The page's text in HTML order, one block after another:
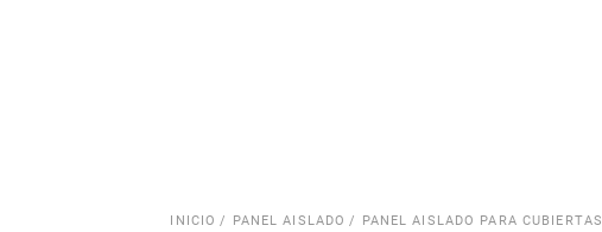
INICIO / PANEL AISLADO / PANEL AISLADO PARA CUBIERTAS